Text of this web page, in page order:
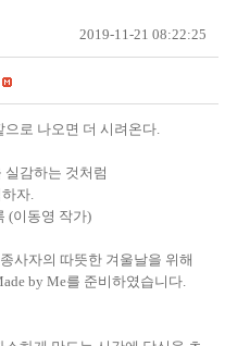
2019-11-21 08:22:25
로 나오면 더 시려온다.
실감하는 것처럼
자.
(이동영 작가)
사자의 따뜻한 겨울날을 위해
by Me를 준비하였습니다.